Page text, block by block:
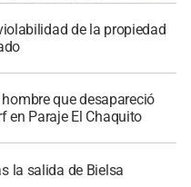
de la propiedad
que desapareció
en Paraje El Chaquito
la salida de Bielsa